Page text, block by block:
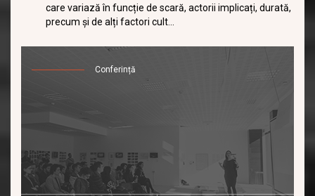
care variază în funcție de scară, actorii implicați, durată,
precum și de alți factori cult...
Conferință